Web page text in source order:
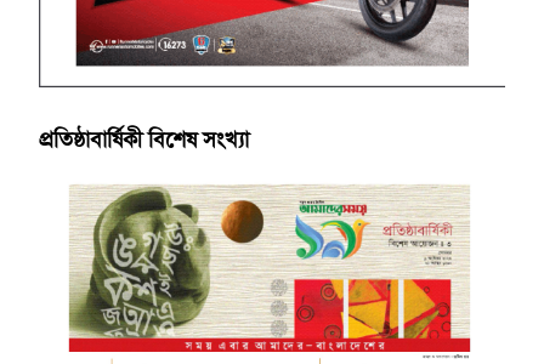
প্রতিষ্ঠাবার্ষিকী বিশেষ সংখ্যা